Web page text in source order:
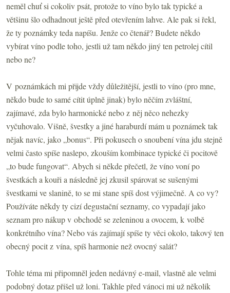
neměl chuť si cokoliv psát, protože to víno bylo tak typické a
většinu šlo odhadnout ještě před otevřením lahve. Ale pak si řekl,
že ty poznámky teda napíšu. Jenže co čtenář? Budete někdo
vybírat víno podle toho, jestli už tam někdo jiný ten petrolej cítil
nebo ne?
V poznámkách mi přijde vždy důležitější, jestli to víno (pro mne,
někdo bude to samé cítit úplně jinak) bylo něčím zvláštní,
zajímavé, zda bylo harmonické nebo z něj něco nehezky
vyčuhovalo. Višně, švestky a jiné haraburdí mám u poznámek tak
nějak navíc, jako „bonus“. Při pokusech o snoubení vína jdu stejně
velmi často spíše naslepo, zkouším kombinace typické či pocitově
„to bude fungovat“. Abych si někde přečetl, že víno voní po
švestkách a kouři a následně jej zkusil spárovat se sušenými
švestkami ve slanině, to se mi stane spíš dost výjimečně. A co vy?
Používáte někdy ty cizí degustační seznamy, co vypadají jako
seznam pro nákup v obchodě se zeleninou a ovocem, k volbě
konkrétního vína? Nebo vás zajímají spíše ty věci okolo, takový ten
obecný pocit z vína, spíš harmonie než ovocný salát?
Tohle téma mi připomněl jeden nedávný e-mail, vlastně ale velmi
podobný dotaz přišel už loni. Takhle před vánoci mi už několik